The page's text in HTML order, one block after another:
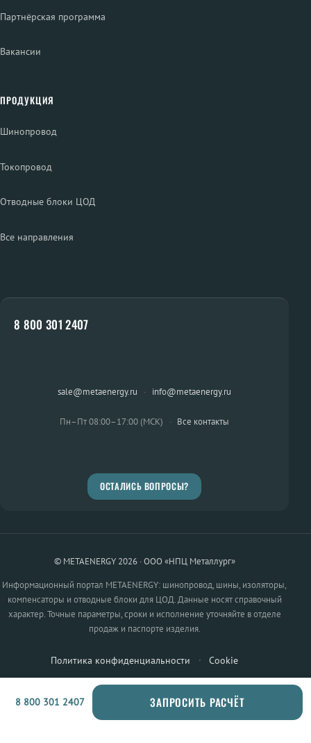
Партнёрская программа
Вакансии
ПРОДУКЦИЯ
Шинопровод
Токопровод
Отводные блоки ЦОД
Все направления
8 800 301 2407
sale@metaenergy.ru · info@metaenergy.ru
Пн–Пт 08:00–17:00 (МСК) · Все контакты
ОСТАЛИСЬ ВОПРОСЫ?
© METAENERGY 2026 · ООО «НПЦ Металлург»
Информационный портал METAENERGY: шинопровод, шины, изоляторы,
компенсаторы и отводные блоки для ЦОД. Данные носят справочный
характер. Точные параметры, сроки и исполнение уточняйте в отделе
продаж и паспорте изделия.
Политика конфиденциальности · Cookie
8 800 301 2407 ЗАПРОСИТЬ РАСЧЁТ